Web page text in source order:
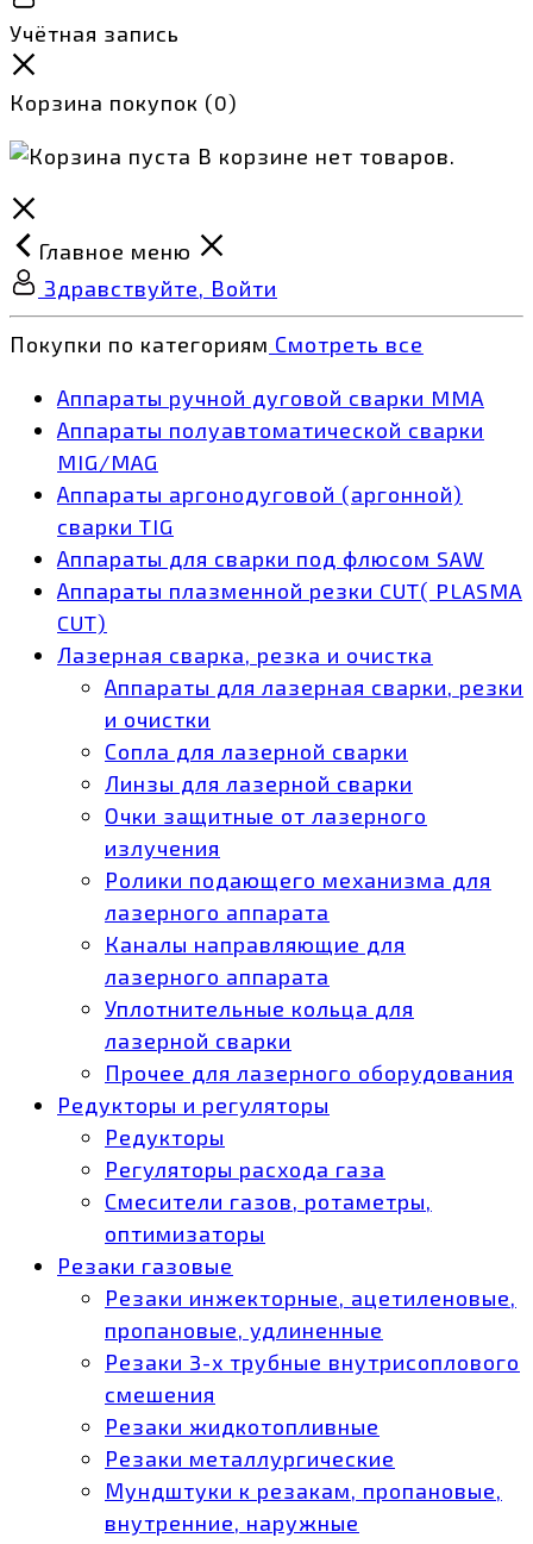
Учётная запись
Корзина покупок (0)
В корзине нет товаров.
Главное меню
Здравствуйте, Войти
Покупки по категориям Смотреть все
Аппараты ручной дуговой сварки MMA
Аппараты полуавтоматической сварки
MIG/MAG
Аппараты аргонодуговой (аргонной)
сварки TIG
Аппараты для сварки под флюсом SAW
Аппараты плазменной резки CUT( PLASMA
CUT)
Лазерная сварка, резка и очистка
Аппараты для лазерная сварки, резки
и очистки
Сопла для лазерной сварки
Линзы для лазерной сварки
Очки защитные от лазерного
излучения
Ролики подающего механизма для
лазерного аппарата
Каналы направляющие для
лазерного аппарата
Уплотнительные кольца для
лазерной сварки
Прочее для лазерного оборудования
Редукторы и регуляторы
Редукторы
Регуляторы расхода газа
Смесители газов, ротаметры,
оптимизаторы
Резаки газовые
Резаки инжекторные, ацетиленовые,
пропановые, удлиненные
Резаки 3-х трубные внутрисоплового
смешения
Резаки жидкотопливные
Резаки металлургические
Мундштуки к резакам, пропановые,
внутренние, наружные